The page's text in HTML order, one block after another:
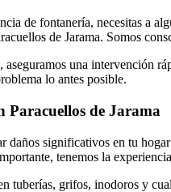
de fontanería, necesitas a
de Jarama. Somos
aseguramos una intervención
lo antes posible.
Paracuellos de Jarama
daños significativos en tu
tenemos la
tuberías, grifos, inodoros y